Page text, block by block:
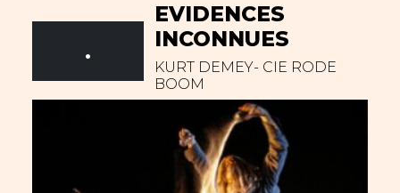
EVIDENCES
INCONNUES
KURT DEMEY- CIE RODE
BOOM
.